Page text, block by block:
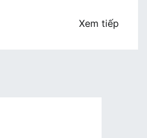
Xem tiếp